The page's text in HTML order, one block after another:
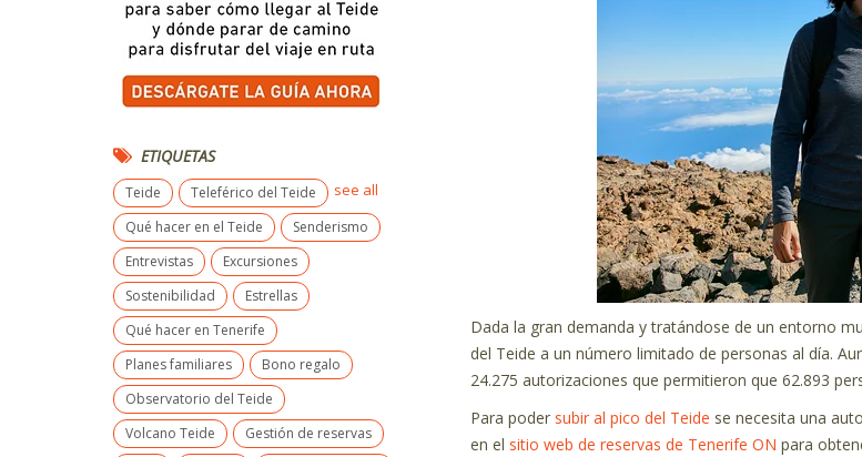
Dada la gran demanda y tratándose de un entorno
del Teide a un número limitado de personas al día.
24.275 autorizaciones que permitieron que 62.893
Para poder subir al pico del Teide se necesita una
en el sitio web de reservas de Tenerife ON para
ETIQUETAS
Teide
Teleférico del Teide
Qué hacer en el Teide
Senderismo
Entrevistas
Excursiones
Sostenibilidad
Estrellas
Qué hacer en Tenerife
Planes familiares
Bono regalo
Observatorio del Teide
Volcano Teide
Gestión de reservas
see all